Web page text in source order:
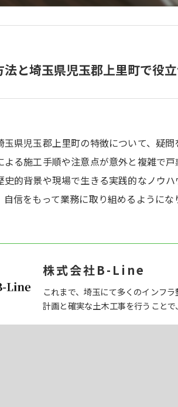
と埼玉県児玉郡上里町で役
玉県児玉郡上里町の特徴について、疑
る施工手順や注意点が意外と複雑で
史的背景や現場で生きる実践的なノウ
信をもって業務に取り組めるようにな
株式会社B-Line
これまで、埼玉にて多くのインフ
計画と確実な土木工事を行うことで